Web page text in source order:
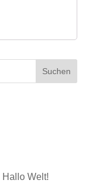
Hallo Welt!